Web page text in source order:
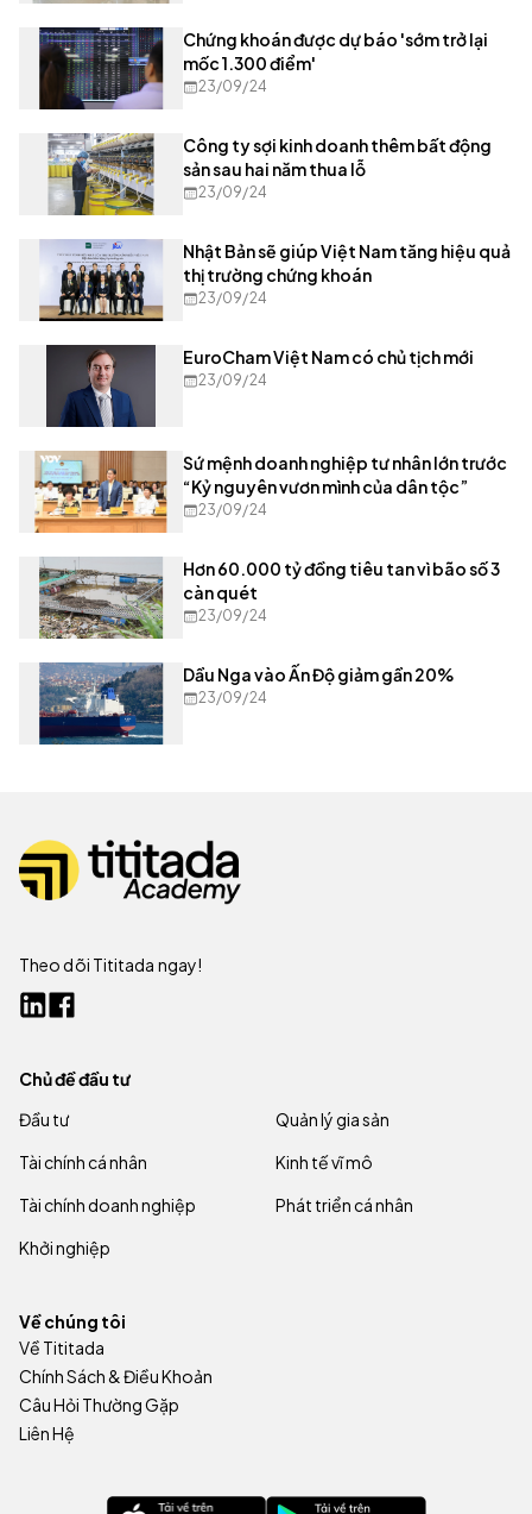
Chứng khoán được dự báo 'sớm trở lại
mốc 1.300 điểm'
23/09/24
Công ty sợi kinh doanh thêm bất động
sản sau hai năm thua lỗ
23/09/24
Nhật Bản sẽ giúp Việt Nam tăng hiệu quả
thị trường chứng khoán
23/09/24
EuroCham Việt Nam có chủ tịch mới
23/09/24
Sứ mệnh doanh nghiệp tư nhân lớn trước
“Kỷ nguyên vươn mình của dân tộc”
23/09/24
Hơn 60.000 tỷ đồng tiêu tan vì bão số 3
càn quét
23/09/24
Dầu Nga vào Ấn Độ giảm gần 20%
23/09/24
Theo dõi Tititada ngay!
Chủ đề đầu tư
Đầu tư
Quản lý gia sản
Tài chính cá nhân
Kinh tế vĩ mô
Tài chính doanh nghiệp
Phát triển cá nhân
Khởi nghiệp
Về chúng tôi
Về Tititada
Chính Sách & Điều Khoản
Câu Hỏi Thường Gặp
Liên Hệ